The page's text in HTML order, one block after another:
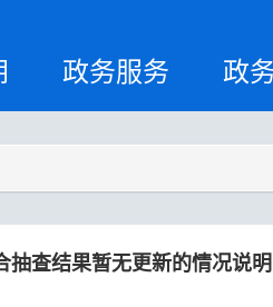
政务服务 政
抽查结果暂无更新的情况说明